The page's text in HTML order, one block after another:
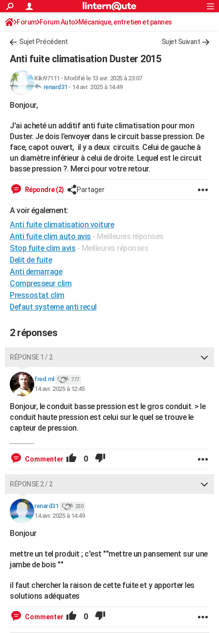
ACTUALITÉS
Politique
Société
Faits Divers
Education
Monde
Villes
+
FINANCE
Retraite
Impôts
Epargne
Immobilier
Risques naturels par ville
Banque
Assurance
Crédit
AUTO
Essais
Réserver un essai
Citadines
Berlines
SUV
Forum auto
+HIGH-TECH
Mobiles
Meilleur smartphone
Internet
Ordinateurs
Jeux vidéo
Guide high-tech
+
Forum
Aménagement intérieur
Extérieur
Cuisine
Salle de bains
Jardinage
Rangement
WEEK-END
Guides de France
Escapades
Patrimoine
Expositions
Musées
Week-end nature
LIFESTYLE
Art de vivre
Bien-être
Loisirs
Mode
Modes de vie
SANTE
Alimentation
Guide de la santé
Maladies
Médicaments
Sommeil
VOYAGE
Destinations
City break
Voyage nature
Voyage de noces
Forum
Climat
+PHOTO
GUIDES D'ACHAT
BONS PLANS
CARTE DE VOEUX
Carte de Noël
Carte Bonne année
Carte Saint-Valentin
Carte Pâques
Carte d'anniversaire
DICTIONNAIRE
Dictionnaire
Biographies
Citations
Expressions
Proverbes
PROGRAMME TV
AVIS DE DÉCÈS
FORUM
Bricolage
Lifestyle
Culture
Sport
Auto
Television
Voyage
Cinema
Rechercher
S'inscrire
Connexion
Forum Forum Auto Mécanique, entretien et pannes
Sujet Précédent Sujet Suivant
Anti fuite climatisation Duster 2015
Kiki97111 - Modifié le 13 avr. 2025 à 23:07
renard31 - 14 avr. 2025 à 14:49
Bonjour,
J'ai acheté un additif anti fuite climatisation pour mon
Duster. Je dois l’envoyer dans le circuit basse pression. De
face, capot ouvert, il y a deux circuits. Celui de gauche à
un diamètre inférieur à celui de droite. Lequel est le circuit
basse pression ?. Merci pour votre retour.
Répondre (2) Partager
A voir également:
Anti fuite climatisation voiture
Anti fuite clim auto avis - Meilleures réponses
Stop fuite clim avis - Meilleures réponses
Delit de fuite
Anti demarrage
Compresseur clim
Pressostat clim
Defaut systeme anti recul
2 réponses
RÉPONSE 1 / 2
fred.ml 777
14 avr. 2025 à 12:45
Bonjour, le conduit basse pression est le gros conduit. > le
conduit haute pression est celui sur le quel se trouve le
capteur de pression.
Commenter 0
RÉPONSE 2 / 2
renard31 230
14 avr. 2025 à 14:49
Bonjour
mettre un tel produit ; c'est ""mettre un pansement sur une
jambe de bois ""
il faut chercher la raison de cette fuite et y apporter les
solutions adéquates
Commenter 0